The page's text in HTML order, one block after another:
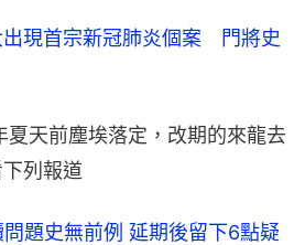
現首宗新冠肺炎個案　門將史
天前塵埃落定，改期的來龍去
列報道
問題史無前例 延期後留下6點疑